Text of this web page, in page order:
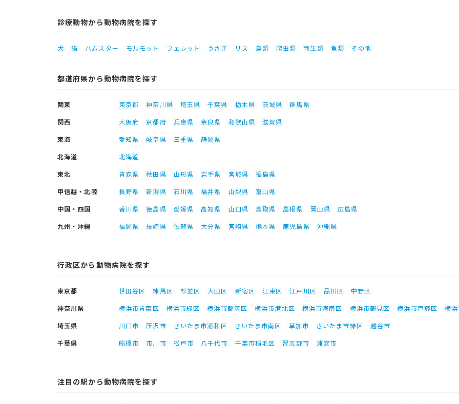
診療動物から動物病院を探す
犬 猫 ハムスター モルモット フェレット うさぎ リス 鳥類 爬虫類 両生類 魚類 その他
都道府県から動物病院を探す
関東 東京都 神奈川県 埼玉県 千葉県 栃木県 茨城県
群馬県
関西
大阪府 京都府 兵庫県 奈良県 和歌山県
滋賀県
東海
愛知県 岐阜県 三重県
静岡県
北海道
北海道
東北
青森県 秋田県 山形県 岩手県 宮城県
福島県
甲信越・北陸
長野県 新潟県 石川県 福井県 山梨県
富山県
中国・四国
香川県 徳島県 愛媛県 高知県 山口県 鳥取県 島根県 岡山県
広島県
九州・沖縄
福岡県 長崎県 佐賀県 大分県 宮崎県 熊本県 鹿児島県 沖縄県
行政区から動物病院を探す
東京都 世田谷区 練馬区 杉並区 大田区 新宿区 江東区 江戸川区 品川区
中野区
神奈川県
横浜市青葉区 横浜市緑区 横浜市都筑区 横浜市港北区 横浜市港南区 横浜市鶴見区 横浜市戸塚区
横
埼玉県
川口市 所沢市 さいたま市浦和区 さいたま市南区 草加市 さいたま市緑区
越谷市
千葉県
船橋市 市川市 松戸市 八千代市 千葉市稲毛区 習志野市 浦安市
注目の駅から動物病院を探す